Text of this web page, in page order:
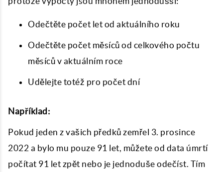
Odečtěte počet let od aktuálního roku
Odečtěte počet měsíců od celkového počtu
měsíců v aktuálním roce
Udělejte totéž pro počet dní
Například:
Pokud jeden z vašich předků zemřel 3. prosince
2022 a bylo mu pouze 91 let, můžete od data úmrtí
počítat 91 let zpět nebo je jednoduše odečíst. Tím